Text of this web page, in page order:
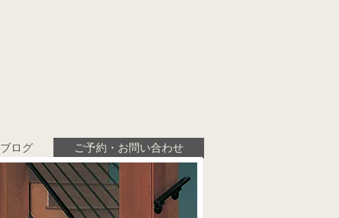
ブログ ご予約・お問い合わせ